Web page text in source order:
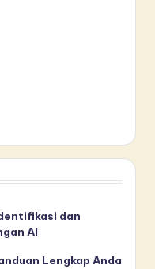
dan
AI
Lengkap Anda